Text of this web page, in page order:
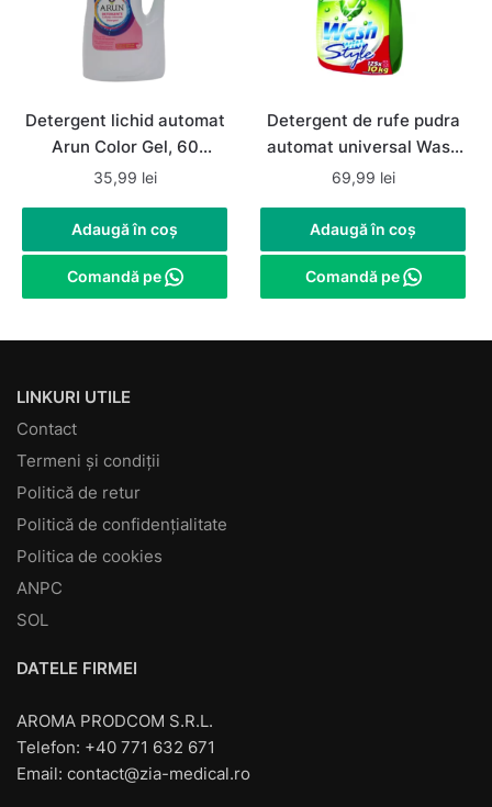
Detergent lichid automat
Arun Color Gel, 60
spalari, 4 litri
35,99 lei
Adaugă în coș
Comandă pe
Detergent de rufe pudra
automat universal Wash
with Style 10Kg, 125
69,99 lei
Adaugă în coș
Comandă pe
LINKURI UTILE
Contact
Termeni și condiții
Politică de retur
Politică de confidențialitate
Politica de cookies
ANPC
SOL
DATELE FIRMEI
AROMA PRODCOM S.R.L.
Telefon: +40 771 632 671
Email: contact@zia-medical.ro